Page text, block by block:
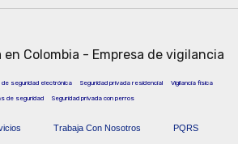
Colombia - Empresa de vigilancia
seguridad electrónica Seguridad privada residencial Vigilancia física
de seguridad Seguridad privada con perros
Trabaja Con Nosotros PQRS